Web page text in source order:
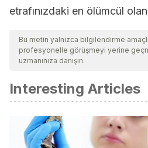
etrafınızdaki en ölümcül
Bu metin yalnızca bilgilendirme
profesyonelle görüşmeyi yerine
uzmanınıza danışın.
Interesting Articles